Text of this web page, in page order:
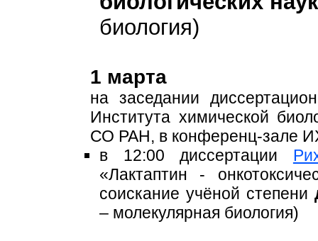
биология)
1 марта
на заседании
Института химической
СО РАН, в конференц-зале
в 12:00 диссертации
«Лактаптин -
соискание учёной степени
– молекулярная биология)